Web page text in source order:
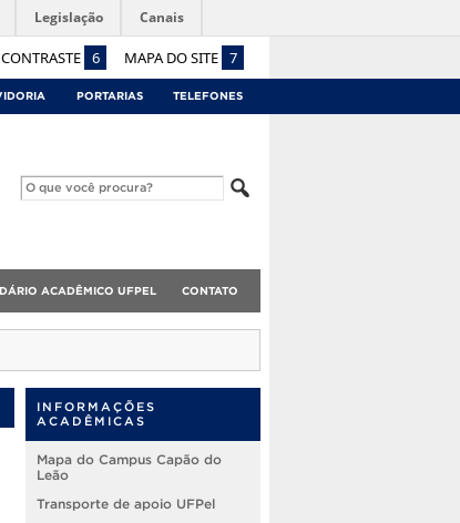
CONTRASTE 6 MAPA DO SITE 7
Legislação Canais
PORTARIAS TELEFONES
ACADÊMICO UFPEL CONTATO
INFORMAÇÕES
ACADÊMICAS
Mapa do Campus Capão do
Leão
Transporte de apoio UFPel